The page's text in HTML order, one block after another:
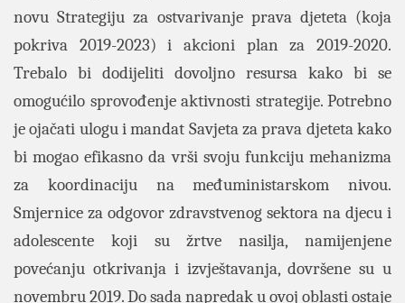
novu Strategiju za ostvarivanje prava djeteta (koja
pokriva 2019-2023) i akcioni plan za 2019-2020.
Trebalo bi dodijeliti dovoljno resursa kako bi se
omogućilo sprovođenje aktivnosti strategije. Potrebno
je ojačati ulogu i mandat Savjeta za prava djeteta kako
bi mogao efikasno da vrši svoju funkciju mehanizma
za koordinaciju na međuministarskom nivou.
Smjernice za odgovor zdravstvenog sektora na djecu i
adolescente koji su žrtve nasilja, namijenjene
povećanju otkrivanja i izvještavanja, dovršene su u
novembru 2019. Do sada napredak u ovoj oblasti ostaje